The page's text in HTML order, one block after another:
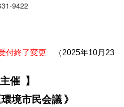
9422
付終了変更
（2025年10月23
主催 】
境市民会議 》